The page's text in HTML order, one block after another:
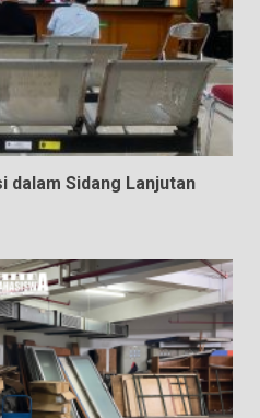
dalam Sidang Lanjutan